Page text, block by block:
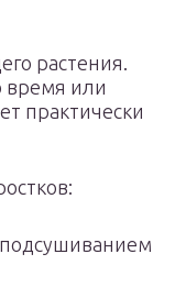
растения.
время или
практически